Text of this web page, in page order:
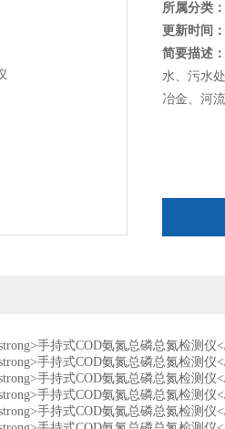
所属分类：
更新时间：
简要描述：
水、污水
冶金、河